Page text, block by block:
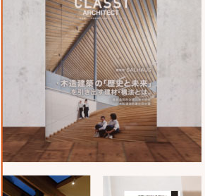
建物に合わせた納め方を模索
「市原湖畔美術館」では、折戸を内
建物の床は水が入らないように勾配
してしまう。そのため内側に折れて
対応いたしました。
菊川工業と「超大型折戸」の特徴